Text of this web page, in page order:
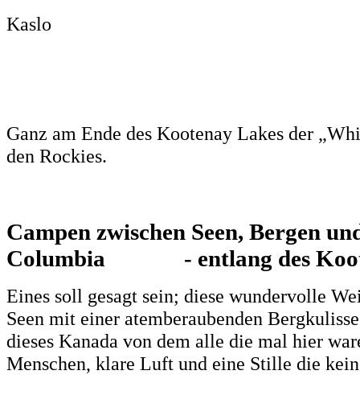
Kaslo
Ganz am Ende des Kootenay Lakes der
den Rockies.
Campen zwischen Seen, Bergen
Columbia - entlang des
Eines soll gesagt sein; diese wundervolle
Seen mit einer atemberaubenden
dieses Kanada von dem alle die mal hier
Menschen, klare Luft und eine Stille die